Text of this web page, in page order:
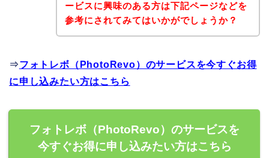
ービスに興味のある方は下記ページなどを
参考にされてみてはいかがでしょうか？
⇒フォトレボ（PhotoRevo）のサービスを今すぐお得
に申し込みたい方はこちら
フォトレボ（PhotoRevo）のサービスを
今すぐお得に申し込みたい方はこちら